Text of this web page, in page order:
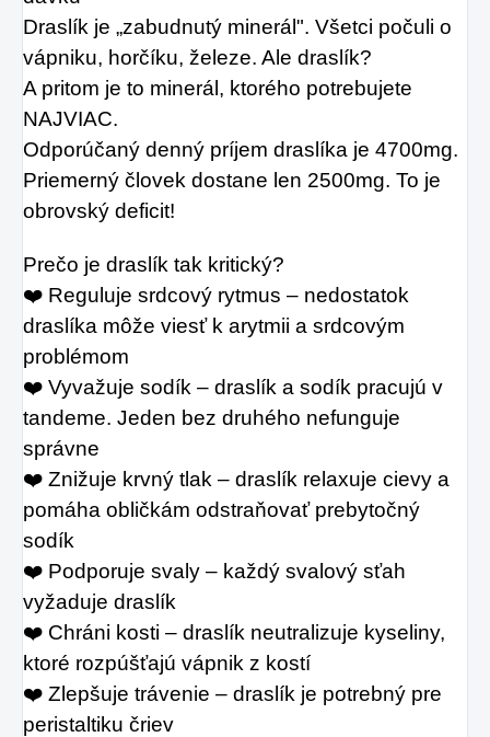
Draslík je „zabudnutý minerál". Všetci počuli o
vápniku, horčíku, železe. Ale draslík?
A pritom je to minerál, ktorého potrebujete
NAJVIAC.
Odporúčaný denný príjem draslíka je 4700mg.
Priemerný človek dostane len 2500mg. To je
obrovský deficit!
Prečo je draslík tak kritický?
❤️ Reguluje srdcový rytmus – nedostatok
draslíka môže viesť k arytmii a srdcovým
problémom
❤️ Vyvažuje sodík – draslík a sodík pracujú v
tandeme. Jeden bez druhého nefunguje
správne
❤️ Znižuje krvný tlak – draslík relaxuje cievy a
pomáha obličkám odstraňovať prebytočný
sodík
❤️ Podporuje svaly – každý svalový sťah
vyžaduje draslík
❤️ Chráni kosti – draslík neutralizuje kyseliny,
ktoré rozpúšťajú vápnik z kostí
❤️ Zlepšuje trávenie – draslík je potrebný pre
peristaltiku čriev